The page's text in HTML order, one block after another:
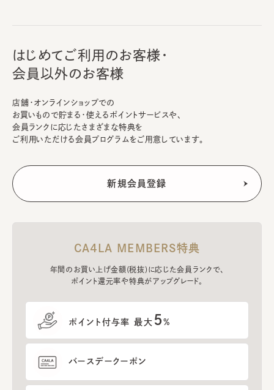
はじめてご利用のお客様・
会員以外のお客様
店舗・オンラインショップでの
お買いもので貯まる・使えるポイントサービスや、
会員ランクに応じたさまざまな特典を
ご利用いただける会員プログラムをご用意しています。
CA4LA MEMBERS特典
年間のお買い上げ金額(税抜)に応じた会員ランクで、
ポイント還元率や特典がアップグレード。
ポイント付与率 最大 5%
バースデークーポン